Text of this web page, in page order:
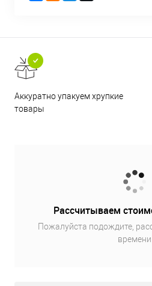
Аккуратно упакуем хрупкие
товары
Рассчитываем
Пожалуйста подождите,
времени